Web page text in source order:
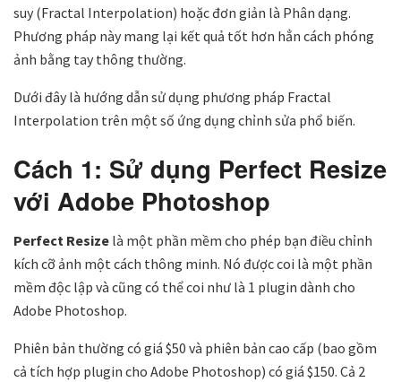
suy (Fractal Interpolation) hoặc đơn giản là Phân dạng.
Phương pháp này mang lại kết quả tốt hơn hẳn cách phóng
ảnh bằng tay thông thường.
Dưới đây là hướng dẫn sử dụng phương pháp Fractal
Interpolation trên một số ứng dụng chỉnh sửa phổ biến.
Cách 1: Sử dụng Perfect Resize
với Adobe Photoshop
Perfect Resize là một phần mềm cho phép bạn điều chỉnh
kích cỡ ảnh một cách thông minh. Nó được coi là một phần
mềm độc lập và cũng có thể coi như là 1 plugin dành cho
Adobe Photoshop.
Phiên bản thường có giá $50 và phiên bản cao cấp (bao gồm
cả tích hợp plugin cho Adobe Photoshop) có giá $150. Cả 2